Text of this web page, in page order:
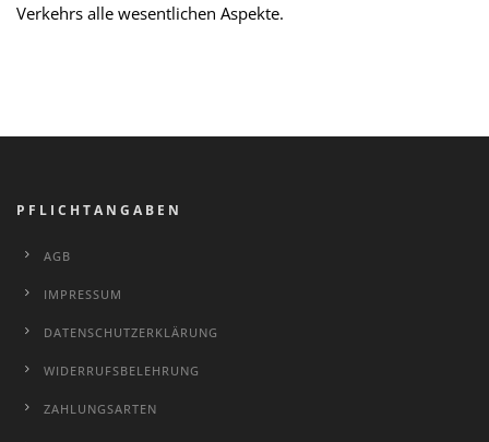
Verkehrs alle wesentlichen Aspekte.
PFLICHTANGABEN
AGB
IMPRESSUM
DATENSCHUTZERKLÄRUNG
WIDERRUFSBELEHRUNG
ZAHLUNGSARTEN